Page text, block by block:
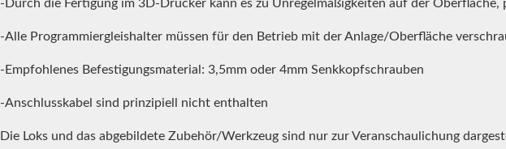
-Durch die Fertigung im 3D-Drucker kann es zu Unregelmäßigkeiten auf der
-Alle Programmiergleishalter müssen für den Betrieb mit der Anlage/Oberfläche
-Empfohlenes Befestigungsmaterial: 3,5mm oder 4mm Senkkopfschrauben
-Anschlusskabel sind prinzipiell nicht enthalten
Die Loks und das abgebildete Zubehör/Werkzeug sind nur zur Veranschaulichung